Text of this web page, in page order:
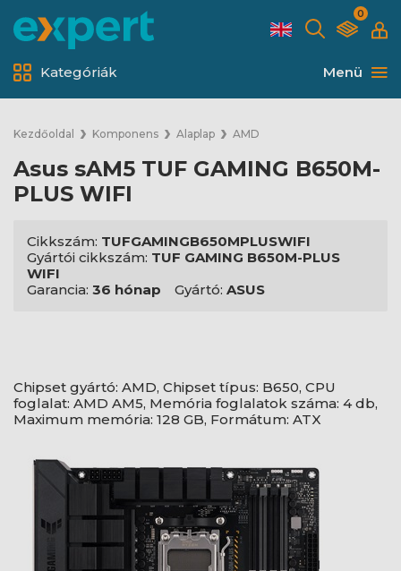
0
Menü
Kategóriák
Kezdőoldal Komponens Alaplap AMD
Asus sAM5 TUF GAMING B650M-
PLUS WIFI
Cikkszám: TUFGAMINGB650MPLUSWIFI
Gyártói cikkszám: TUF GAMING B650M-PLUS
WIFI
Garancia: 36 hónap Gyártó: ASUS
Chipset gyártó: AMD, Chipset típus: B650, CPU
foglalat: AMD AM5, Memória foglalatok száma: 4 db,
Maximum memória: 128 GB, Formátum: ATX